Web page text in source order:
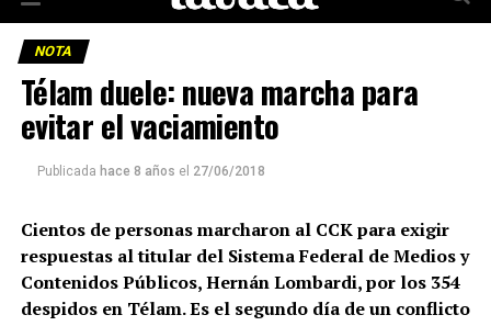
NOTA
Télam duele: nueva marcha para
evitar el vaciamiento
Publicada hace 8 años el 27/06/2018
Cientos de personas marcharon al CCK para exigir
respuestas al titular del Sistema Federal de Medios y
Contenidos Públicos, Hernán Lombardi, por los 354
despidos en Télam. Es el segundo día de un conflicto